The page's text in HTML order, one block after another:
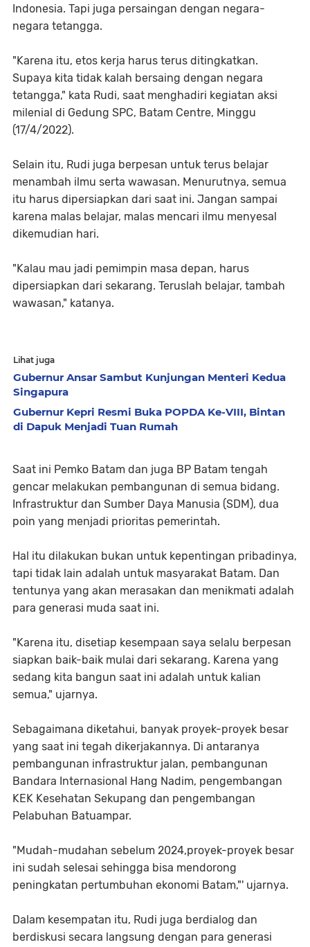
Indonesia. Tapi juga persaingan dengan negara-
negara tetangga.
"Karena itu, etos kerja harus terus ditingkatkan.
Supaya kita tidak kalah bersaing dengan negara
tetangga," kata Rudi, saat menghadiri kegiatan aksi
milenial di Gedung SPC, Batam Centre, Minggu
(17/4/2022).
Selain itu, Rudi juga berpesan untuk terus belajar
menambah ilmu serta wawasan. Menurutnya, semua
itu harus dipersiapkan dari saat ini. Jangan sampai
karena malas belajar, malas mencari ilmu menyesal
dikemudian hari.
"Kalau mau jadi pemimpin masa depan, harus
dipersiapkan dari sekarang. Teruslah belajar, tambah
wawasan," katanya.
Lihat juga
Gubernur Ansar Sambut Kunjungan Menteri Kedua
Singapura
Gubernur Kepri Resmi Buka POPDA Ke-VIII, Bintan
di Dapuk Menjadi Tuan Rumah
Saat ini Pemko Batam dan juga BP Batam tengah
gencar melakukan pembangunan di semua bidang.
Infrastruktur dan Sumber Daya Manusia (SDM), dua
poin yang menjadi prioritas pemerintah.
Hal itu dilakukan bukan untuk kepentingan pribadinya,
tapi tidak lain adalah untuk masyarakat Batam. Dan
tentunya yang akan merasakan dan menikmati adalah
para generasi muda saat ini.
"Karena itu, disetiap kesempaan saya selalu berpesan
siapkan baik-baik mulai dari sekarang. Karena yang
sedang kita bangun saat ini adalah untuk kalian
semua," ujarnya.
Sebagaimana diketahui, banyak proyek-proyek besar
yang saat ini tegah dikerjakannya. Di antaranya
pembangunan infrastruktur jalan, pembangunan
Bandara Internasional Hang Nadim, pengembangan
KEK Kesehatan Sekupang dan pengembangan
Pelabuhan Batuampar.
"Mudah-mudahan sebelum 2024,proyek-proyek besar
ini sudah selesai sehingga bisa mendorong
peningkatan pertumbuhan ekonomi Batam,"' ujarnya.
Dalam kesempatan itu, Rudi juga berdialog dan
berdiskusi secara langsung dengan para generasi